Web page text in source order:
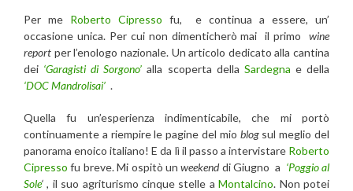
Per me Roberto Cipresso fu, e continua a essere, un’
occasione unica. Per cui non dimenticherò mai il primo wine
report per l’enologo nazionale. Un articolo dedicato alla cantina
dei ‘Garagisti di Sorgono’ alla scoperta della Sardegna e della
‘DOC Mandrolisai’ .
Quella fu un’esperienza indimenticabile, che mi portò
continuamente a riempire le pagine del mio blog sul meglio del
panorama enoico italiano! E da lì il passo a intervistare Roberto
Cipresso fu breve. Mi ospitò unweekenddi Giugno a ‘Poggio al
Sole‘ , il suo agriturismo cinque stelle aMontalcino. Non potei